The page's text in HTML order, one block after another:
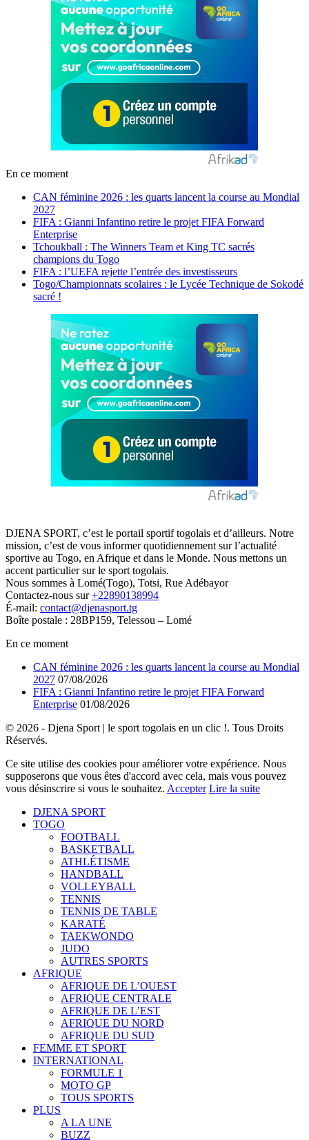
En ce moment
CAN féminine 2026 : les quarts lancent la course au Mondial
2027
FIFA : Gianni Infantino retire le projet FIFA Forward
Enterprise
Tchoukball : The Winners Team et King TC sacrés
champions du Togo
FIFA : l’UEFA rejette l’entrée des investisseurs
Togo/Championnats scolaires : le Lycée Technique de Sokodé
sacré !
DJENA SPORT, c’est le portail sportif togolais et d’ailleurs. Notre
mission, c’est de vous informer quotidiennement sur l’actualité
sportive au Togo, en Afrique et dans le Monde. Nous mettons un
accent particulier sur le sport togolais.
Nous sommes à Lomé(Togo), Totsi, Rue Adébayor
Contactez-nous sur+22890138994
É-mail: contact@djenasport.tg
Boîte postale : 28BP159, Telessou – Lomé
En ce moment
CAN féminine 2026 : les quarts lancent la course au Mondial
2027 07/08/2026
FIFA : Gianni Infantino retire le projet FIFA Forward
Enterprise 01/08/2026
© 2026 - Djena Sport | le sport togolais en un clic !. Tous Droits
Réservés.
Ce site utilise des cookies pour améliorer votre expérience. Nous
supposerons que vous êtes d'accord avec cela, mais vous pouvez
vous désinscrire si vous le souhaitez. Accepter Lire la suite
DJENA SPORT
TOGO
FOOTBALL
BASKETBALL
ATHLÉTISME
HANDBALL
VOLLEYBALL
TENNIS
TENNIS DE TABLE
KARATÉ
TAEKWONDO
JUDO
AUTRES SPORTS
AFRIQUE
AFRIQUE DE L’OUEST
AFRIQUE CENTRALE
AFRIQUE DE L’EST
AFRIQUE DU NORD
AFRIQUE DU SUD
FEMME ET SPORT
INTERNATIONAL
FORMULE 1
MOTO GP
TOUS SPORTS
PLUS
A LA UNE
BUZZ